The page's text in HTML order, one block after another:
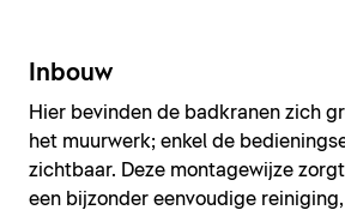
Inbouw
Hier bevinden de badkranen zich
het muurwerk; enkel de
zichtbaar. Deze montagewijze
een bijzonder eenvoudige